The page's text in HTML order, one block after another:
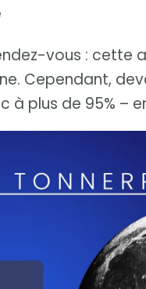
vous : cette
Cependant,
plus de 95% –